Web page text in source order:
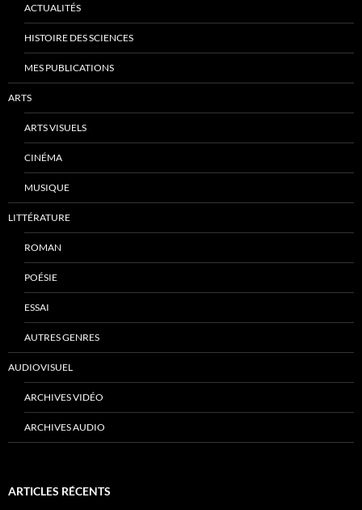
ACTUALITÉS
HISTOIRE DES SCIENCES
MES PUBLICATIONS
ARTS
ARTS VISUELS
CINÉMA
MUSIQUE
LITTÉRATURE
ROMAN
POÉSIE
ESSAI
AUTRES GENRES
AUDIOVISUEL
ARCHIVES VIDÉO
ARCHIVES AUDIO
ARTICLES RÉCENTS